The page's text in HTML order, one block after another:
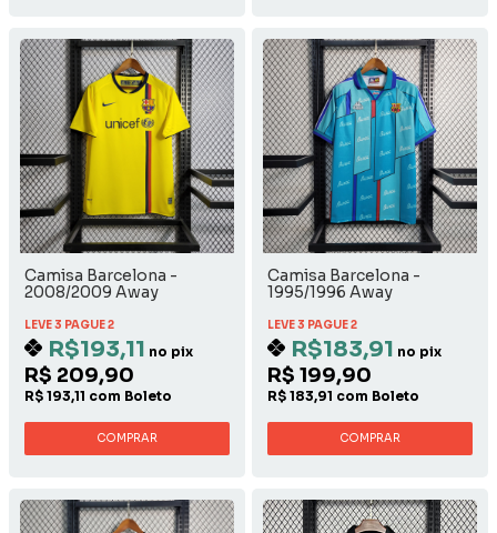
Camisa Barcelona -
2008/2009 Away
LEVE 3 PAGUE 2
R$193,11 no pix
R$ 209,90
R$ 193,11 com Boleto
COMPRAR
Camisa Barcelona -
1995/1996 Away
LEVE 3 PAGUE 2
R$183,91 no pix
R$ 199,90
R$ 183,91 com Boleto
COMPRAR